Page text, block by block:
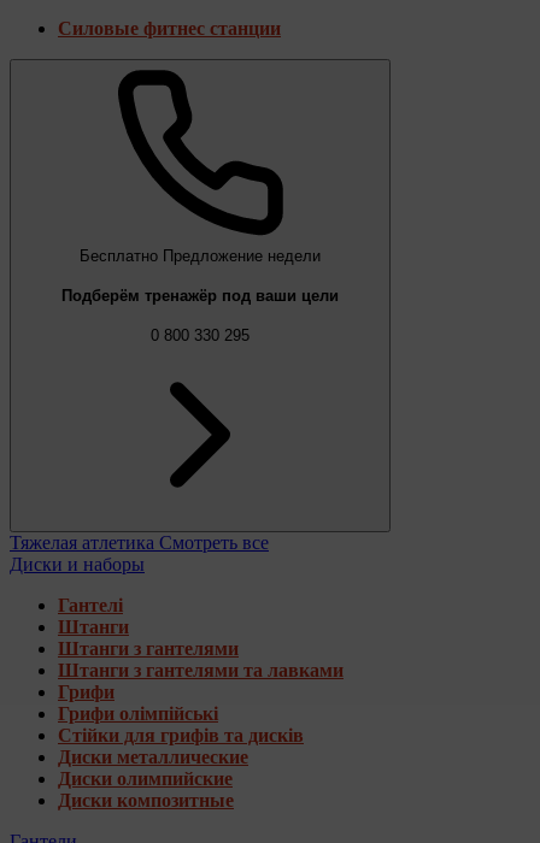
Силовые фитнес станции
Бесплатно Предложение недели
Подберём тренажёр под ваши цели
0 800 330 295
Тяжелая атлетика Смотреть все
Диски и наборы
Гантелі
Штанги
Штанги з гантелями
Штанги з гантелями та лавками
Грифи
Грифи олімпійські
Стійки для грифів та дисків
Диски металлические
Диски олимпийские
Диски композитные